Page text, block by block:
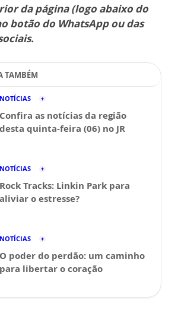
da página (logo abaixo do
botão do WhatsApp ou das
TAMBÉM
NOTÍCIAS
Confira as notícias da região
desta quinta-feira (06) no JR
NOTÍCIAS
Rock Tracks: Linkin Park para
aliviar o estresse?
NOTÍCIAS
O poder do perdão: um caminho
para libertar o coração